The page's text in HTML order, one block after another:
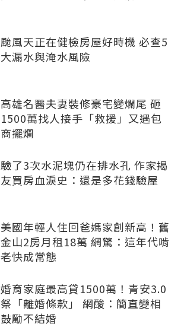
颱風天正在健檢房屋好時機 必查5
大漏水與淹水風險
高雄名醫夫妻裝修豪宅變爛尾 砸
1500萬找人接手「救援」又遇包
商擺爛
驗了3次水泥塊仍在排水孔 作家揭
友買房血淚史：還是多花錢驗屋
美國年輕人住回爸媽家創新高！舊
金山2房月租18萬 網驚：這年代啃
老快成常態
婚育家庭最高貸1500萬！青安3.0
祭「離婚條款」 網酸：簡直變相
鼓勵不結婚